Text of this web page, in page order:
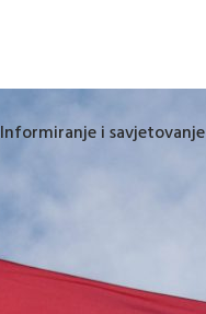
Informiranje i savjetovanje